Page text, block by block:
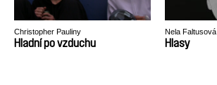
Christopher Pauliny
Hladní po vzduchu
Nela Faltusová
Hlasy